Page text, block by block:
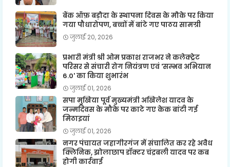
बैंक ऑफ़ बड़ौदा के स्थापना दिवस के मौके पर किया
गया पौधारोपण, बच्चों में बांटे गए पाठय सामग्री
जुलाई 20, 2026
प्रभारी मंत्री श्री ओम प्रकाश राजभर ने कलेक्ट्रेट
परिसर से संचारी रोग नियंत्रण एवं 'सम्भव अभियान
6.0' का किया शुभारंभ
जुलाई 01, 2026
सपा मुखिया पूर्व मुख्यमंत्री अखिलेश यादव के
जन्मदिवस के मौके पर काटे गए केक बांटी गई
मिठाइयां
जुलाई 01, 2026
नगर पंचायत जहागीरगंज में संचालित कर रहे अवैध
क्लिनिक, झोलाछाप डॉक्टर चंद्रबली यादव पर कब
होगी कार्रवाई